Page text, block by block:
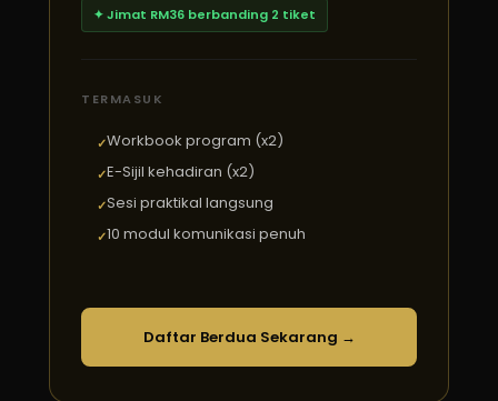
✦ Jimat RM36 berbanding 2 tiket
TERMASUK
Workbook program (x2)
E-Sijil kehadiran (x2)
Sesi praktikal langsung
10 modul komunikasi penuh
Daftar Berdua Sekarang →